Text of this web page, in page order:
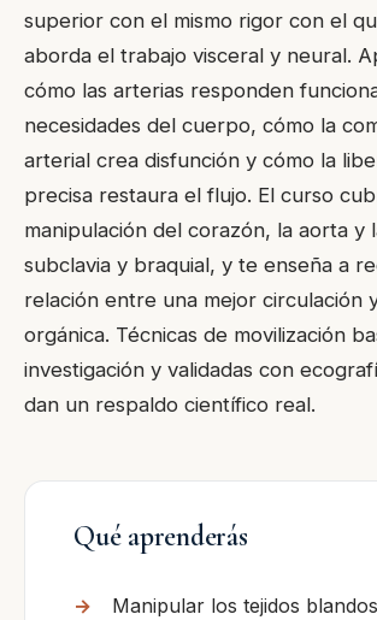
superior con el mismo rigor con el
aborda el trabajo visceral y neural.
cómo las arterias responden
necesidades del cuerpo, cómo la
arterial crea disfunción y cómo la
precisa restaura el flujo. El curso
manipulación del corazón, la aorta y
subclavia y braquial, y te enseña a
relación entre una mejor circulación
orgánica. Técnicas de movilización
investigación y validadas con
dan un respaldo científico real.
Qué aprenderás
Manipular los tejidos